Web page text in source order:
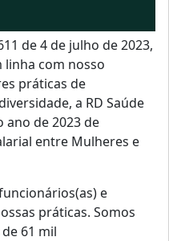
de 4 de julho de 2023,
linha com nosso
práticas de
a RD Saúde
ano de 2023 de
entre Mulheres e
e
práticas. Somos
61 mil